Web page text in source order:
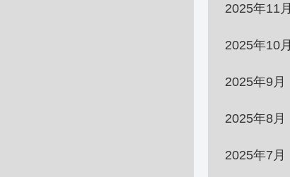
2025年11月
2025年10月
2025年9月
2025年8月
2025年7月